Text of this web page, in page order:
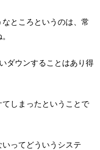
ところというのは、常
ダウンすることはあり得
しまったということで
ってどういうシステ